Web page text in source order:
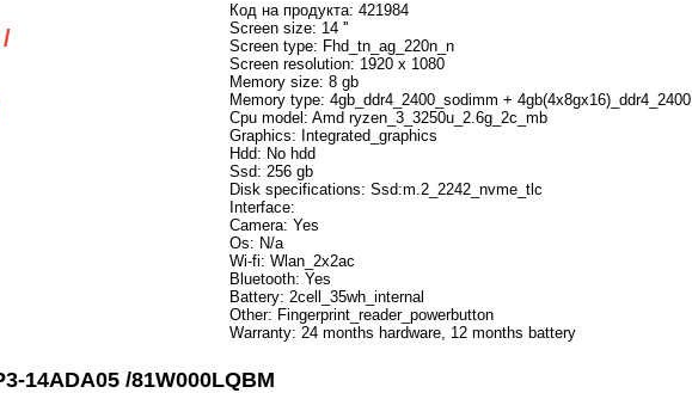
Код на продукта: 421984
Screen size: 14 ''
Screen type: Fhd_tn_ag_220n_n
Screen resolution: 1920 x 1080
Memory size: 8 gb
Memory type: 4gb_ddr4_2400_sodimm + 4gb(4x8gx16)_ddr4_2400
Cpu model: Amd ryzen_3_3250u_2.6g_2c_mb
Graphics: Integrated_graphics
Hdd: No hdd
Ssd: 256 gb
Disk specifications: Ssd:m.2_2242_nvme_tlc
Interface:
Camera: Yes
Os: N/a
Wi-fi: Wlan_2x2ac
Bluetooth: Yes
Battery: 2cell_35wh_internal
Other: Fingerprint_reader_powerbutton
Warranty: 24 months hardware, 12 months battery
14ADA05 /81W000LQBM